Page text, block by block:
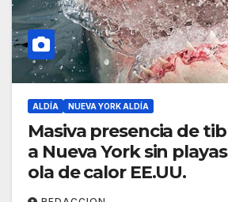
ALDÍA NUEVA YORK ALDÍA
Masiva presencia de
a Nueva York sin playas en medio
ola de calor EE.UU.